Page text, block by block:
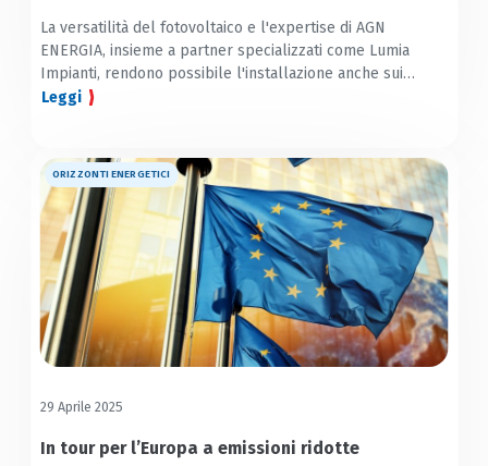
La versatilità del fotovoltaico e l'expertise di AGN
ENERGIA, insieme a partner specializzati come Lumia
Impianti, rendono possibile l'installazione anche sui
tradizionali tetti in pietra di montagna.
Leggi
ORIZZONTI ENERGETICI
29 Aprile 2025
In tour per l’Europa a emissioni ridotte